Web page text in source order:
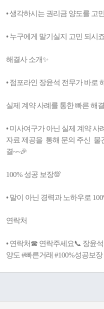
• 생각하시는 권리금 양도를 고
• 누구에게 맡기실지 고민 되시
해결사 소개✨
• 점포라인 장윤석 전무가 바로
실제 계약 사례를 통한 빠른 해
• 미사여구가 아닌 실제 계약
자료 제공을 통해 문의 주신 물
결~~🎉
100% 성공 보장💯
• 말이 아닌 경력과 노하우로
연락처
• 연락처☎ 연락주세요📞 장윤
양도 #빠른거래 #100%성공보장